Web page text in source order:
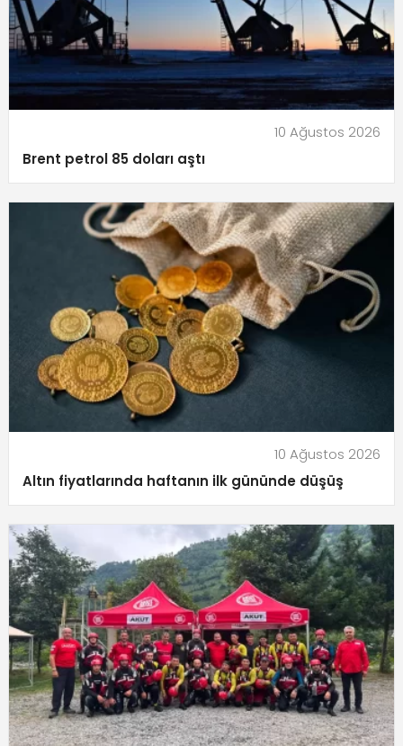
10 Ağustos 2026
Brent petrol 85 doları aştı
10 Ağustos 2026
Altın fiyatlarında haftanın ilk gününde düşüş